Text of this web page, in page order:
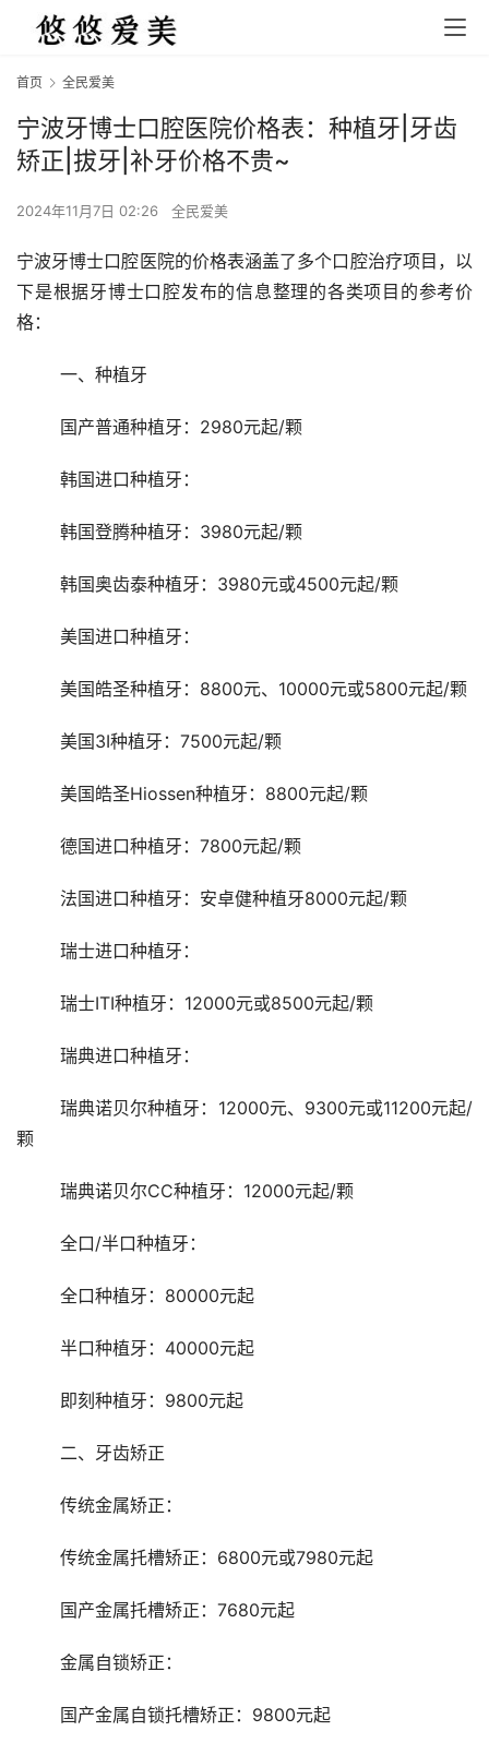
首页 全民爱美
宁波牙博士口腔医院价格表：种植牙|牙齿
矫正|拔牙|补牙价格不贵~
2024年11月7日 02:26 全民爱美
宁波牙博士口腔医院的价格表涵盖了多个口腔治疗项目，以
下是根据牙博士口腔发布的信息整理的各类项目的参考价
格：
	一、种植牙
	国产普通种植牙：2980元起/颗
	韩国进口种植牙：
	韩国登腾种植牙：3980元起/颗
	韩国奥齿泰种植牙：3980元或4500元起/颗
	美国进口种植牙：
	美国皓圣种植牙：8800元、10000元或5800元起/颗
	美国3I种植牙：7500元起/颗
	美国皓圣Hiossen种植牙：8800元起/颗
	德国进口种植牙：7800元起/颗
	法国进口种植牙：安卓健种植牙8000元起/颗
	瑞士进口种植牙：
	瑞士ITI种植牙：12000元或8500元起/颗
	瑞典进口种植牙：
	瑞典诺贝尔种植牙：12000元、9300元或11200元起/
颗
	瑞典诺贝尔CC种植牙：12000元起/颗
	全口/半口种植牙：
	全口种植牙：80000元起
	半口种植牙：40000元起
	即刻种植牙：9800元起
	二、牙齿矫正
	传统金属矫正：
	传统金属托槽矫正：6800元或7980元起
	国产金属托槽矫正：7680元起
	金属自锁矫正：
	国产金属自锁托槽矫正：9800元起